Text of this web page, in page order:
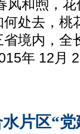
风和煦，
处去，桃
境内，全
年 12月
片区“